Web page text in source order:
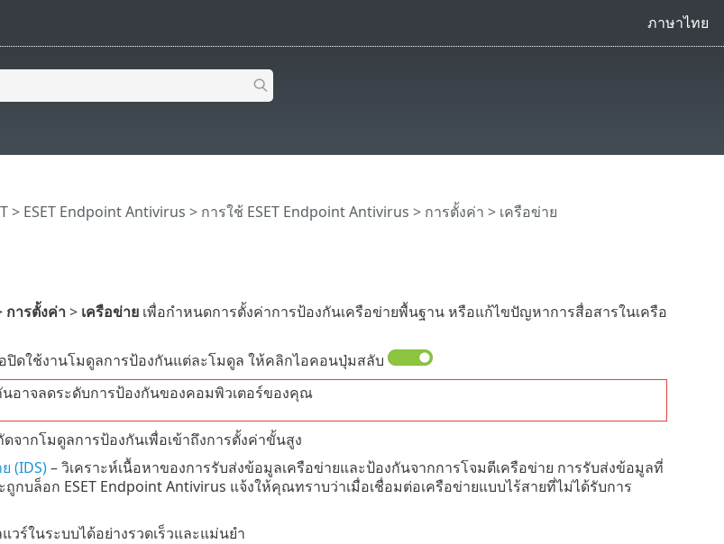
ภาษาไทย
> ESET Endpoint Antivirus > การใช้ ESET Endpoint Antivirus > การตั้งค่า > เครือข่าย
การตั้งค่า> เครือข่ายเพื่อกำหนดการตั้งค่าการป้องกันเครือข่ายพื้นฐาน หรือแก้ไขปัญหาการสื่อสารในเครือ
ปิดใช้งานโมดูลการป้องกันแต่ละโมดูล ให้คลิกไอคอนปุ่มสลับ
อาจลดระดับการป้องกันของคอมพิวเตอร์ของคุณ
จากโมดูลการป้องกันเพื่อเข้าถึงการตั้งค่าขั้นสูง
(IDS)– วิเคราะห์เนื้อหาของการรับส่งข้อมูลเครือข่ายและป้องกันจากการโจมตีเครือข่าย การรับส่งข้อมูลที่
ถูกบล็อก ESET Endpoint Antivirus แจ้งให้คุณทราบว่าเมื่อเชื่อมต่อเครือข่ายแบบไร้สายที่ไม่ได้รับการ
วร์ในระบบได้อย่างรวดเร็วและแม่นยำ